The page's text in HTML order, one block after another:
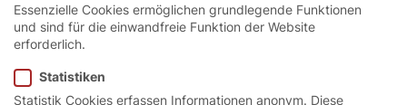
Bauleiter / Systemspezialist für
Industrietore (m/w/d) –
Bundesweit
Essenzielle Cookies ermöglichen grundlegende Funktionen
und sind für die einwandfreie Funktion der Website
erforderlich.
Statistiken
Statistik Cookies erfassen Informationen anonym. Diese